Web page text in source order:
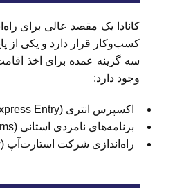
کسب‌وکار قرار دارد و یکی از
سه گزینه عمده برای اخذ
وجود دارد:
اکسپرس انتری (Express Entry)
برنامه‌های نامزدی استانی (Provincial Nominee Programs)
راه‌اندازی شرکت استارت‌آپ (a Start-up Company)